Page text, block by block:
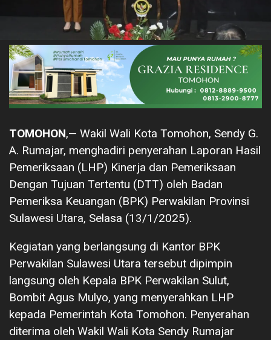
TOMOHON,— Wakil Wali Kota Tomohon, Sendy G.
A. Rumajar, menghadiri penyerahan Laporan Hasil
Pemeriksaan (LHP) Kinerja dan Pemeriksaan
Dengan Tujuan Tertentu (DTT) oleh Badan
Pemeriksa Keuangan (BPK) Perwakilan Provinsi
Sulawesi Utara, Selasa (13/1/2025).
Kegiatan yang berlangsung di Kantor BPK
Perwakilan Sulawesi Utara tersebut dipimpin
langsung oleh Kepala BPK Perwakilan Sulut,
Bombit Agus Mulyo, yang menyerahkan LHP
kepada Pemerintah Kota Tomohon. Penyerahan
diterima oleh Wakil Wali Kota Sendy Rumajar